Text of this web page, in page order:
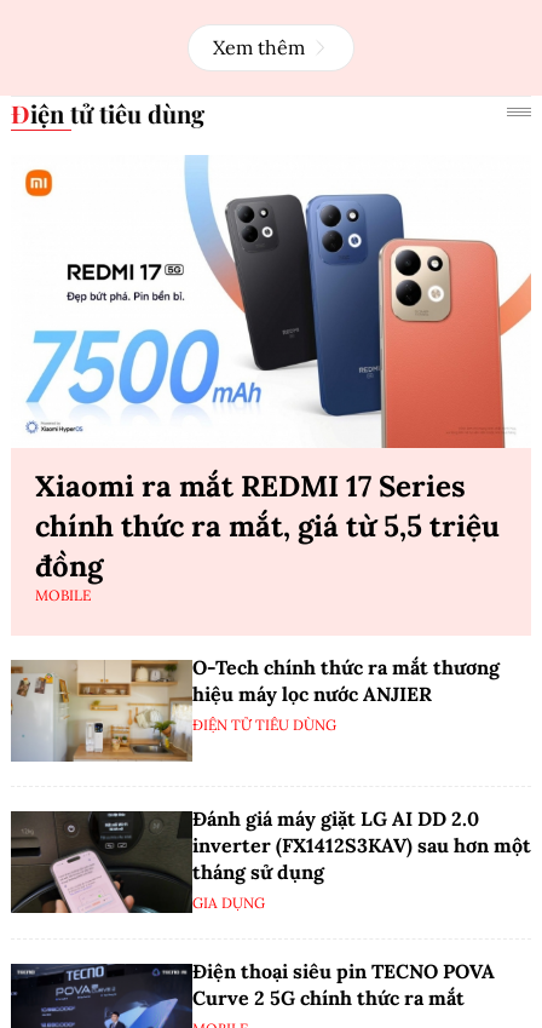
Xem thêm
Điện tử tiêu dùng
Xiaomi ra mắt REDMI 17 Series
chính thức ra mắt, giá từ 5,5 triệu
đồng
MOBILE
O-Tech chính thức ra mắt thương
hiệu máy lọc nước ANJIER
ĐIỆN TỬ TIÊU DÙNG
Đánh giá máy giặt LG AI DD 2.0
inverter (FX1412S3KAV) sau hơn một
tháng sử dụng
GIA DỤNG
Điện thoại siêu pin TECNO POVA
Curve 2 5G chính thức ra mắt